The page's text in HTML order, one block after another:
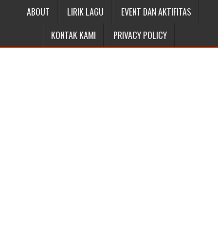
ABOUT LIRIK LAGU
EVENT DAN AKTIFITAS
KONTAK KAMI
PRIVACY POLICY